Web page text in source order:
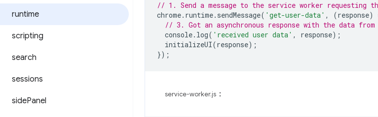
runtime
scripting
search
sessions
sidePanel
// 1. Send a message to the service worker requesting
chrome. runtime. sendMessage( 'get-user-data' , (response)
// 3. Got an asynchronous response with the data
console. log( 'received user data' , response);
initializeUI(response);
});
service-worker.js ：